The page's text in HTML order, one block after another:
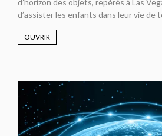
d’assister les enfants dans leur vie de
OUVRIR